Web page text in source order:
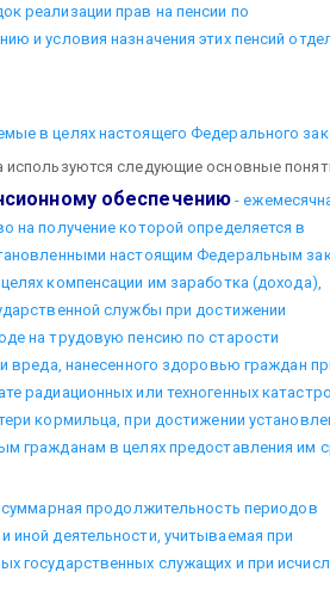
реализации прав на пенсии по
и условия назначения этих пенсий
в целях настоящего Федерального
используются следующие основные
обеспечению-
на получение которой определяется в
настоящим Федеральным
компенсации им заработка (дохода),
службы при достижении
на трудовую пенсию по старости
вреда, нанесенного здоровью граждан
радиационных или техногенных
кормильца, при достижении
гражданам в целях предоставления им
суммарная продолжительность периодов
иной деятельности, учитываемая при
государственных служащих и при